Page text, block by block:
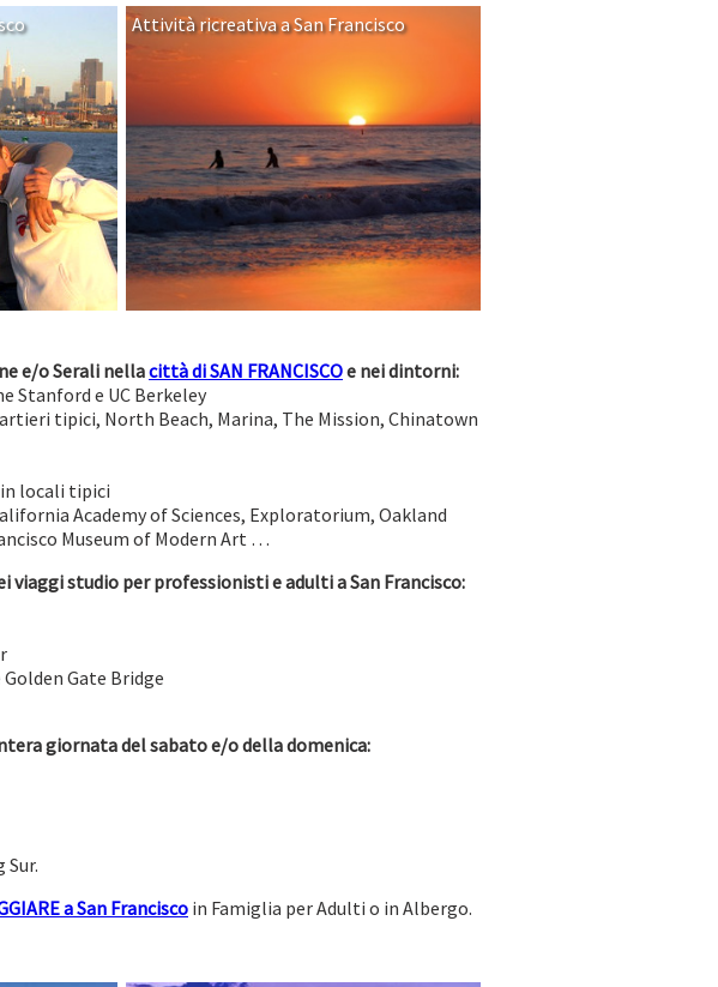
Attività ricreativa a San Francisco
e/o Serali nellacittà di SAN FRANCISCOe nei dintorni:
Stanford e UC Berkeley
tipici, North Beach, Marina, The Mission, Chinatown
locali tipici
Academy of Sciences, Exploratorium, Oakland
Museum of Modern Art …
viaggi studio per professionisti e adulti a San Francisco:
Gate Bridge
giornata del sabato e/o della domenica:
Sur.
a San Francisco in Famiglia per Adulti o in Albergo.